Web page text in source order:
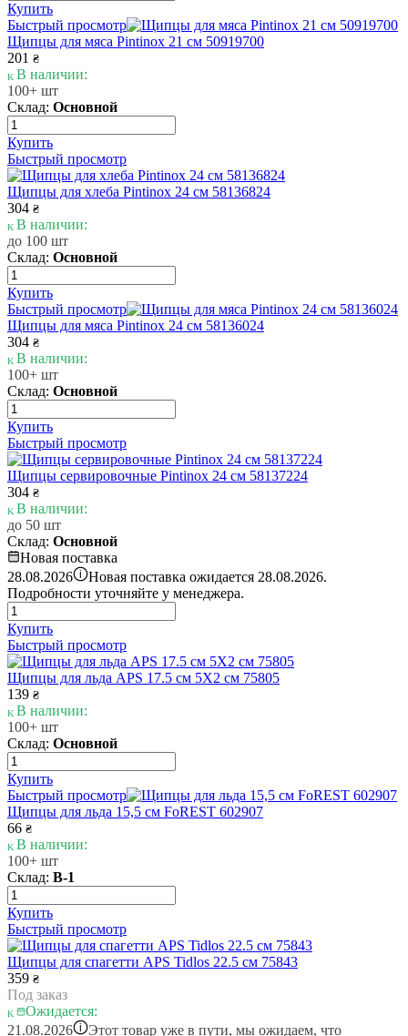
Купить
Быстрый просмотр
Щипцы для мяса Pintinox 21 см 50919700
201 ₴
В наличии:
100+ шт
Склад: Основной
Купить
Быстрый просмотр
Щипцы для хлеба Pintinox 24 см 58136824
304 ₴
В наличии:
до 100 шт
Склад: Основной
Купить
Быстрый просмотр
Щипцы для мяса Pintinox 24 см 58136024
304 ₴
В наличии:
100+ шт
Склад: Основной
Купить
Быстрый просмотр
Щипцы сервировочные Pintinox 24 см 58137224
304 ₴
В наличии:
до 50 шт
Склад: Основной
Новая поставка
28.08.2026 i Новая поставка ожидается 28.08.2026.
Подробности уточняйте у менеджера.
Купить
Быстрый просмотр
Щипцы для льда APS 17.5 см 5X2 см 75805
139 ₴
В наличии:
100+ шт
Склад: Основной
Купить
Быстрый просмотр
Щипцы для льда 15,5 см FoREST 602907
66 ₴
В наличии:
100+ шт
Склад: В-1
Купить
Быстрый просмотр
Щипцы для спагетти APS Tidlos 22.5 см 75843
359 ₴
Под заказ
Ожидается:
21.08.2026 i Этот товар уже в пути, мы ожидаем, что